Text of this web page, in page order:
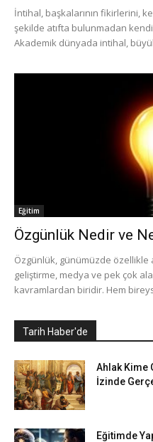
İntihal, başkalarının fikirlerini,
şekilde atıfta bulunmadan
Akademik dünyada intihal,
Eğitim
Özgünlük Nedir ve
Özgünlük, günümüzde özellikle
geliştirme, medya ve pek çok
kavramlardan biridir. Hem
Tarih Haber'de
Ahlak Kime
İzinde
Eğitimde